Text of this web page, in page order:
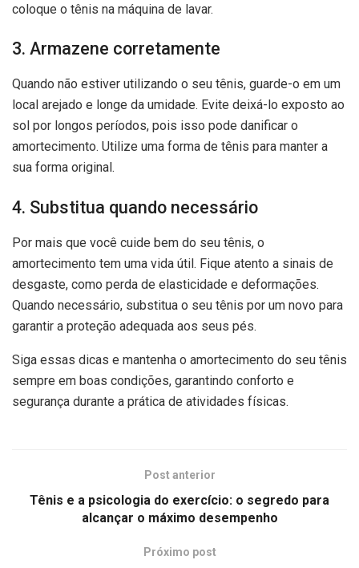
coloque o tênis na máquina de lavar.
3. Armazene corretamente
Quando não estiver utilizando o seu tênis, guarde-o em um
local arejado e longe da umidade. Evite deixá-lo exposto ao
sol por longos períodos, pois isso pode danificar o
amortecimento. Utilize uma forma de tênis para manter a
sua forma original.
4. Substitua quando necessário
Por mais que você cuide bem do seu tênis, o
amortecimento tem uma vida útil. Fique atento a sinais de
desgaste, como perda de elasticidade e deformações.
Quando necessário, substitua o seu tênis por um novo para
garantir a proteção adequada aos seus pés.
Siga essas dicas e mantenha o amortecimento do seu tênis
sempre em boas condições, garantindo conforto e
segurança durante a prática de atividades físicas.
Post anterior
Tênis e a psicologia do exercício: o segredo para
alcançar o máximo desempenho
Próximo post